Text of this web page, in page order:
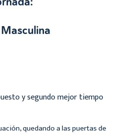
y segundo mejor tiempo
quedando a las puertas de